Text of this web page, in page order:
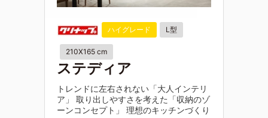
ハイグレード L型
210X165 cm
ステディア
トレンドに左右されない「大人インテリ
ア」 取り出しやすさを考えた「収納のゾ
ーンコンセプト」 理想のキッチンづくり